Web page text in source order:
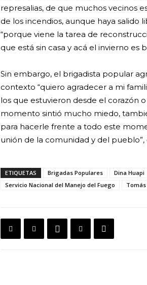
represalias, de que muchos vecinos
de los incendios, aunque haya salido
“porque viene la tarea de
que está sin casa y acá el invierno es
Sin embargo, el brigadista popular
contexto “quiero agradecer a mi
los que estuvieron desde el corazón
momento sintió mucho miedo,
para hacerle frente a todo este
unión de la comunidad y del pueblo”,
ETIQUETAS Brigadas Populares Dina Huapi
Servicio Nacional del Manejo del Fuego